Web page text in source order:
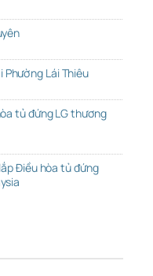
Phường Lái Thiêu
tủ đứng LG thương
Điều hòa tủ đứng